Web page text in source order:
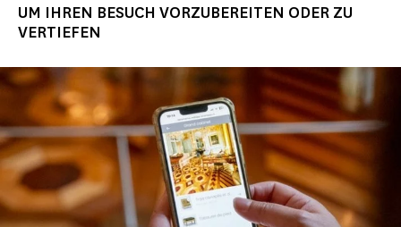
UM IHREN BESUCH VORZUBEREITEN ODER ZU
VERTIEFEN